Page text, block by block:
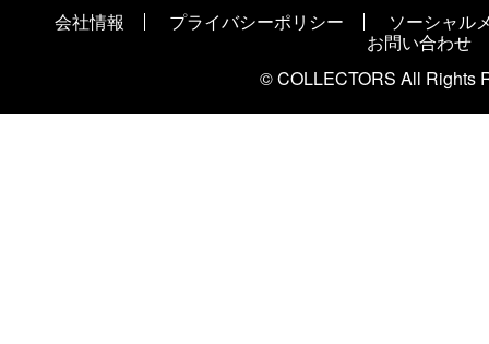
会社情報 プライバシーポリシー
ソーシャル
お問い合わせ
© COLLECTORS All Rights